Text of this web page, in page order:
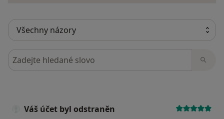
Hledejte v názorech
Váš účet byl odstraněn